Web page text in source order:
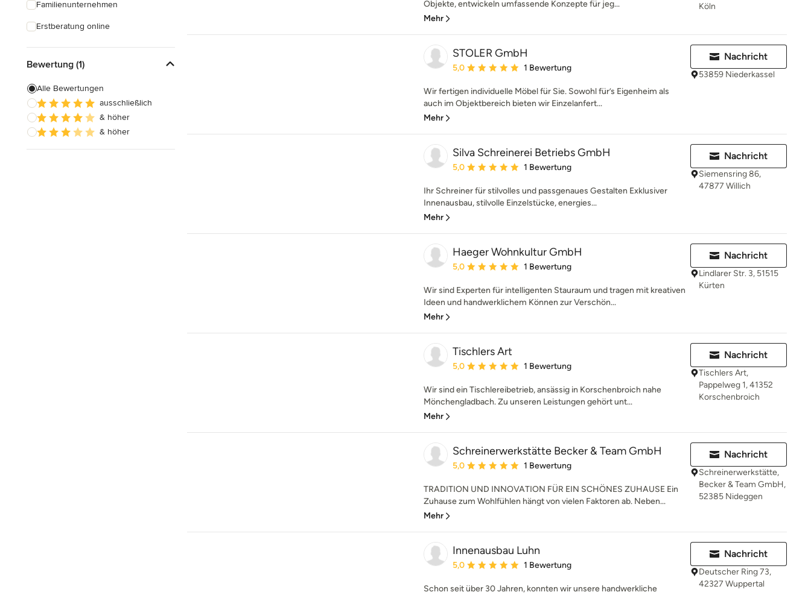
Familienunternehmen
Erstberatung online
Bewertung (1)
Alle Bewertungen
ausschließlich
& höher
& höher
Objekte, entwickeln umfassende Konzepte für jeg...
Mehr
Köln
STOLER GmbH
Durchschnittliche Bewertung: 5 von 5 Sternen
5,0 1 Bewertung
Wir fertigen individuelle Möbel für Sie. Sowohl für’s Eigenheim als
auch im Objektbereich bieten wir Einzelanfert...
Mehr
Nachricht
53859 Niederkassel
Silva Schreinerei Betriebs GmbH
Durchschnittliche Bewertung: 5 von 5 Sternen
5,0 1 Bewertung
Ihr Schreiner für stilvolles und passgenaues Gestalten Exklusiver
Innenausbau, stilvolle Einzelstücke, energies...
Mehr
Nachricht
Siemensring 86,
47877 Willich
Haeger Wohnkultur GmbH
Durchschnittliche Bewertung: 5 von 5 Sternen
5,0 1 Bewertung
Wir sind Experten für intelligenten Stauraum und tragen mit kreativen
Ideen und handwerklichem Können zur Verschön...
Mehr
Nachricht
Lindlarer Str. 3, 51515
Kürten
Tischlers Art
Durchschnittliche Bewertung: 5 von 5 Sternen
5,0 1 Bewertung
Wir sind ein Tischlereibetrieb, ansässig in Korschenbroich nahe
Mönchengladbach. Zu unseren Leistungen gehört unt...
Mehr
Nachricht
Tischlers Art,
Pappelweg 1, 41352
Korschenbroich
Schreinerwerkstätte Becker & Team GmbH
Durchschnittliche Bewertung: 5 von 5 Sternen
5,0 1 Bewertung
TRADITION UND INNOVATION FÜR EIN SCHÖNES ZUHAUSE Ein
Zuhause zum Wohlfühlen hängt von vielen Faktoren ab. Neben...
Mehr
Nachricht
Schreinerwerkstätte,
Becker & Team GmbH,
52385 Nideggen
Innenausbau Luhn
Durchschnittliche Bewertung: 5 von 5 Sternen
5,0 1 Bewertung
Schon seit über 30 Jahren, konnten wir unsere handwerkliche
Nachricht
Deutscher Ring 73,
42327 Wuppertal